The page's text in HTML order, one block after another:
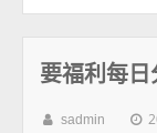
要福利每日
sadmin